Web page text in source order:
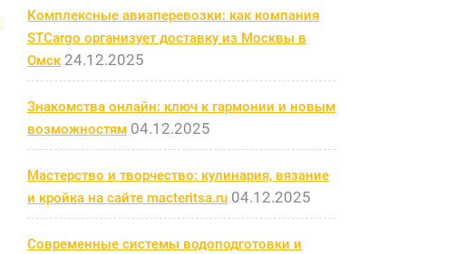
Комплексные авиаперевозки: как компания
STCargo организует доставку из Москвы в
Омск 24.12.2025
Знакомства онлайн: ключ к гармонии и новым
возможностям 04.12.2025
Мастерство и творчество: кулинария, вязание
и кройка на сайте macteritsa.ru 04.12.2025
Современные системы водоподготовки и